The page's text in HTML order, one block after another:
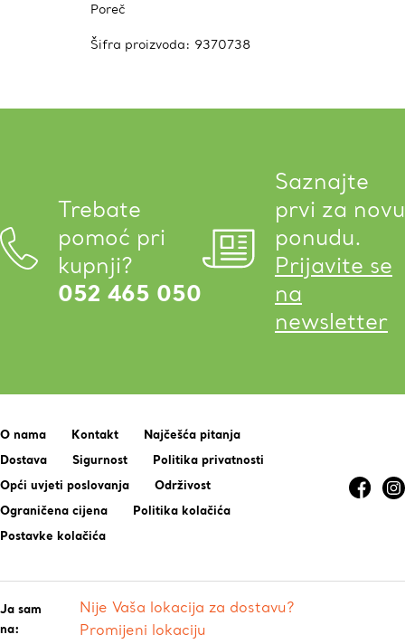
Poreč
Šifra proizvoda: 9370738
Trebate
pomoć pri
kupnji?
052 465 050
Saznajte
prvi za novu
ponudu.
Prijavite se
na
newsletter
O nama Kontakt
Najčešća pitanja
Dostava
Sigurnost
Politika privatnosti
Opći uvjeti poslovanja
Održivost
Ograničena cijena
Politika kolačića
Postavke kolačića
Ja sam
na:
Nije Vaša lokacija za dostavu?
Promijeni lokaciju